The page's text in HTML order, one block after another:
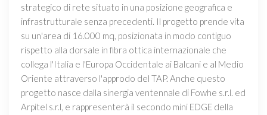
strategico di rete situato in una posizione geografica e
infrastrutturale senza precedenti. Il progetto prende vita
su un'area di 16.000 mq, posizionata in modo contiguo
rispetto alla dorsale in fibra ottica internazionale che
collega l'Italia e l'Europa Occidentale ai Balcani e al Medio
Oriente attraverso l'approdo del TAP. Anche questo
progetto nasce dalla sinergia ventennale di Fowhe s.r.l. ed
Arpitel s.r.l, e rappresenterà il secondo mini EDGE della